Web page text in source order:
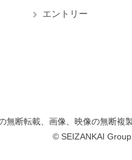
エントリー
無断転載、画像、映像の無断複
© SEIZANKAI